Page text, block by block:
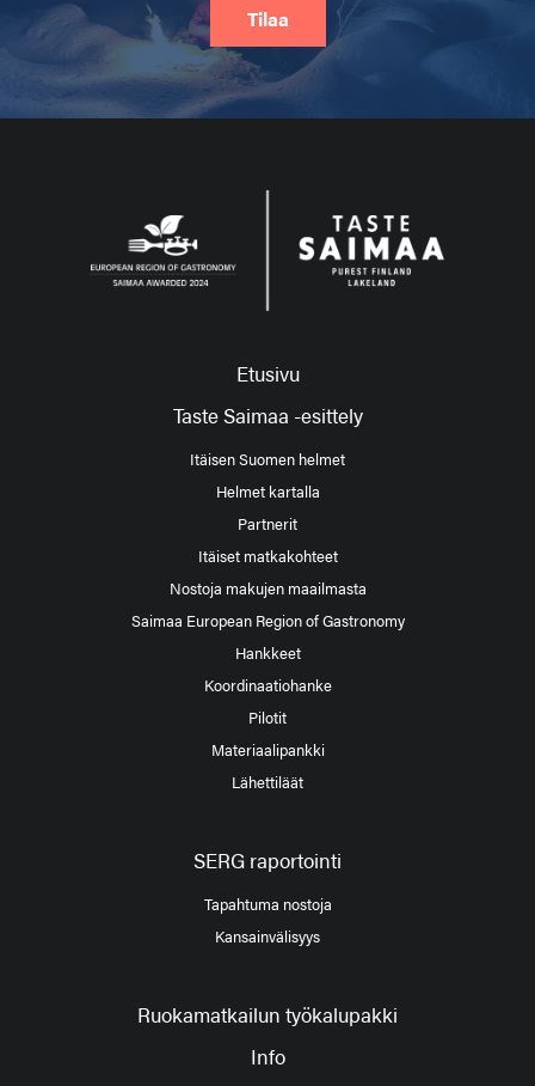
Tilaa
Etusivu
Taste Saimaa -esittely
Itäisen Suomen helmet
Helmet kartalla
Partnerit
Itäiset matkakohteet
Nostoja makujen maailmasta
Saimaa European Region of Gastronomy
Hankkeet
Koordinaatiohanke
Pilotit
Materiaalipankki
Lähettiläät
SERG raportointi
Tapahtuma nostoja
Kansainvälisyys
Ruokamatkailun työkalupakki
Info